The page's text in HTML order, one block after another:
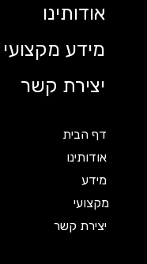
אודותינו
מידע מקצועי
יצירת קשר
דף הבית
אודותינו
מקצועי
יצירת קשר